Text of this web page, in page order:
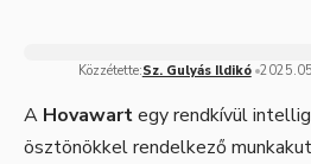
Közzétette:Sz. Gulyás Ildikó
A Hovawartegy rendkívül
ösztönökkel rendelkező